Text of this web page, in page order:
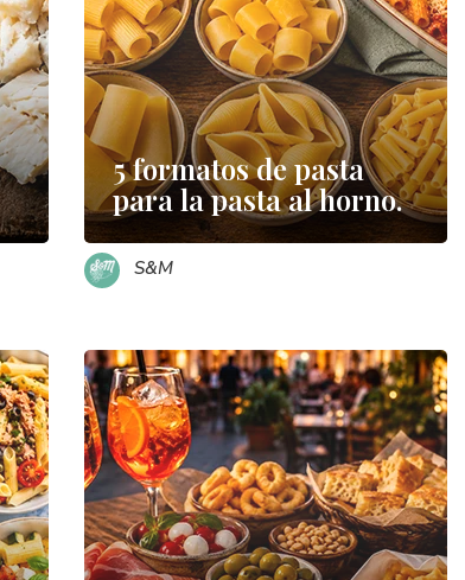
5 formatos de pasta
para la pasta al horno.
S&M